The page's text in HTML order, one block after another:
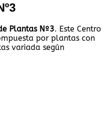
Plantas Nº3. Este Centro
por plantas con
variada según